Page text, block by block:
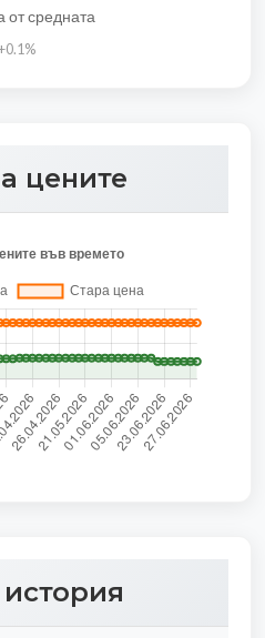
от средната
цените